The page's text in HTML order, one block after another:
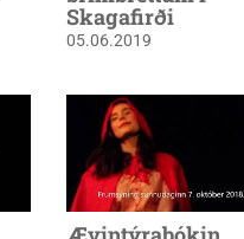
Skagafirði
05.06.2019